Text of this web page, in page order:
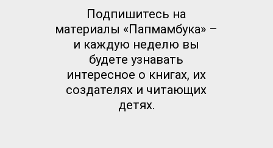
Подпишитесь на
материалы «Папмамбука» –
и каждую неделю вы
будете узнавать
интересное о книгах, их
создателях и читающих
детях.